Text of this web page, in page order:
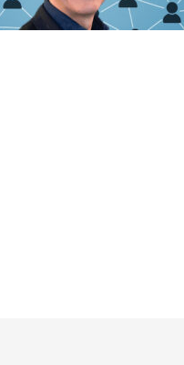
Möllerström